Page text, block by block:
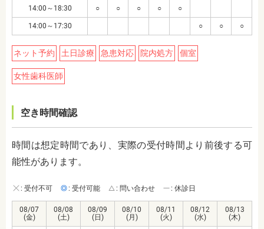
14:00～18:30 ○ ○ ○ ○ ○
14:00～17:30 ○ ○ ○
ネット予約 土日診療 急患対応 院内処方 個室
女性歯科医師
空き時間確認
時間は想定時間であり、実際の受付時間より前後する可
能性があります。
: 受付不可 : 受付可能 : 問い合わせ : 休診日
08/07
(金)
08/08
(土)
08/09
(日)
08/10
(月)
08/11
(火)
08/12
(水)
08/13
(木)